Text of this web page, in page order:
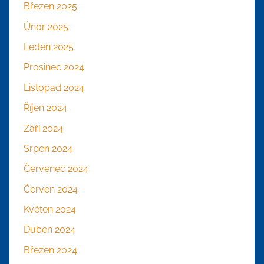
Březen 2025
Únor 2025
Leden 2025
Prosinec 2024
Listopad 2024
Říjen 2024
Září 2024
Srpen 2024
Červenec 2024
Červen 2024
Květen 2024
Duben 2024
Březen 2024